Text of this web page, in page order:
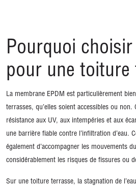
Pourquoi choisir
pour une toiture
La membrane EPDM est particulièrement
terrasses, qu’elles soient accessibles ou non.
résistance aux UV, aux intempéries et aux
une barrière fiable contre l’infiltration d’eau.
également d’accompagner les mouvements
considérablement les risques de fissures ou
Sur une toiture terrasse, la stagnation de